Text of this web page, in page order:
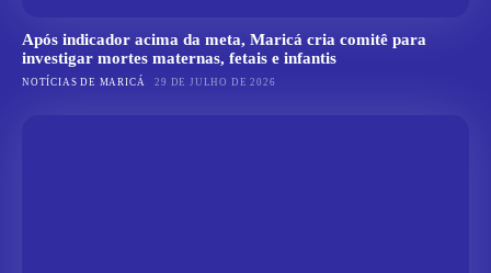
Após indicador acima da meta, Maricá cria comitê para
investigar mortes maternas, fetais e infantis
NOTÍCIAS DE MARICÁ 29 DE JULHO DE 2026